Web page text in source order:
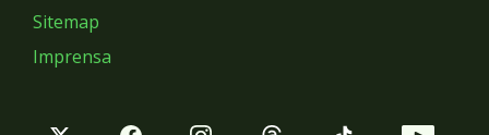
Sitemap
Imprensa